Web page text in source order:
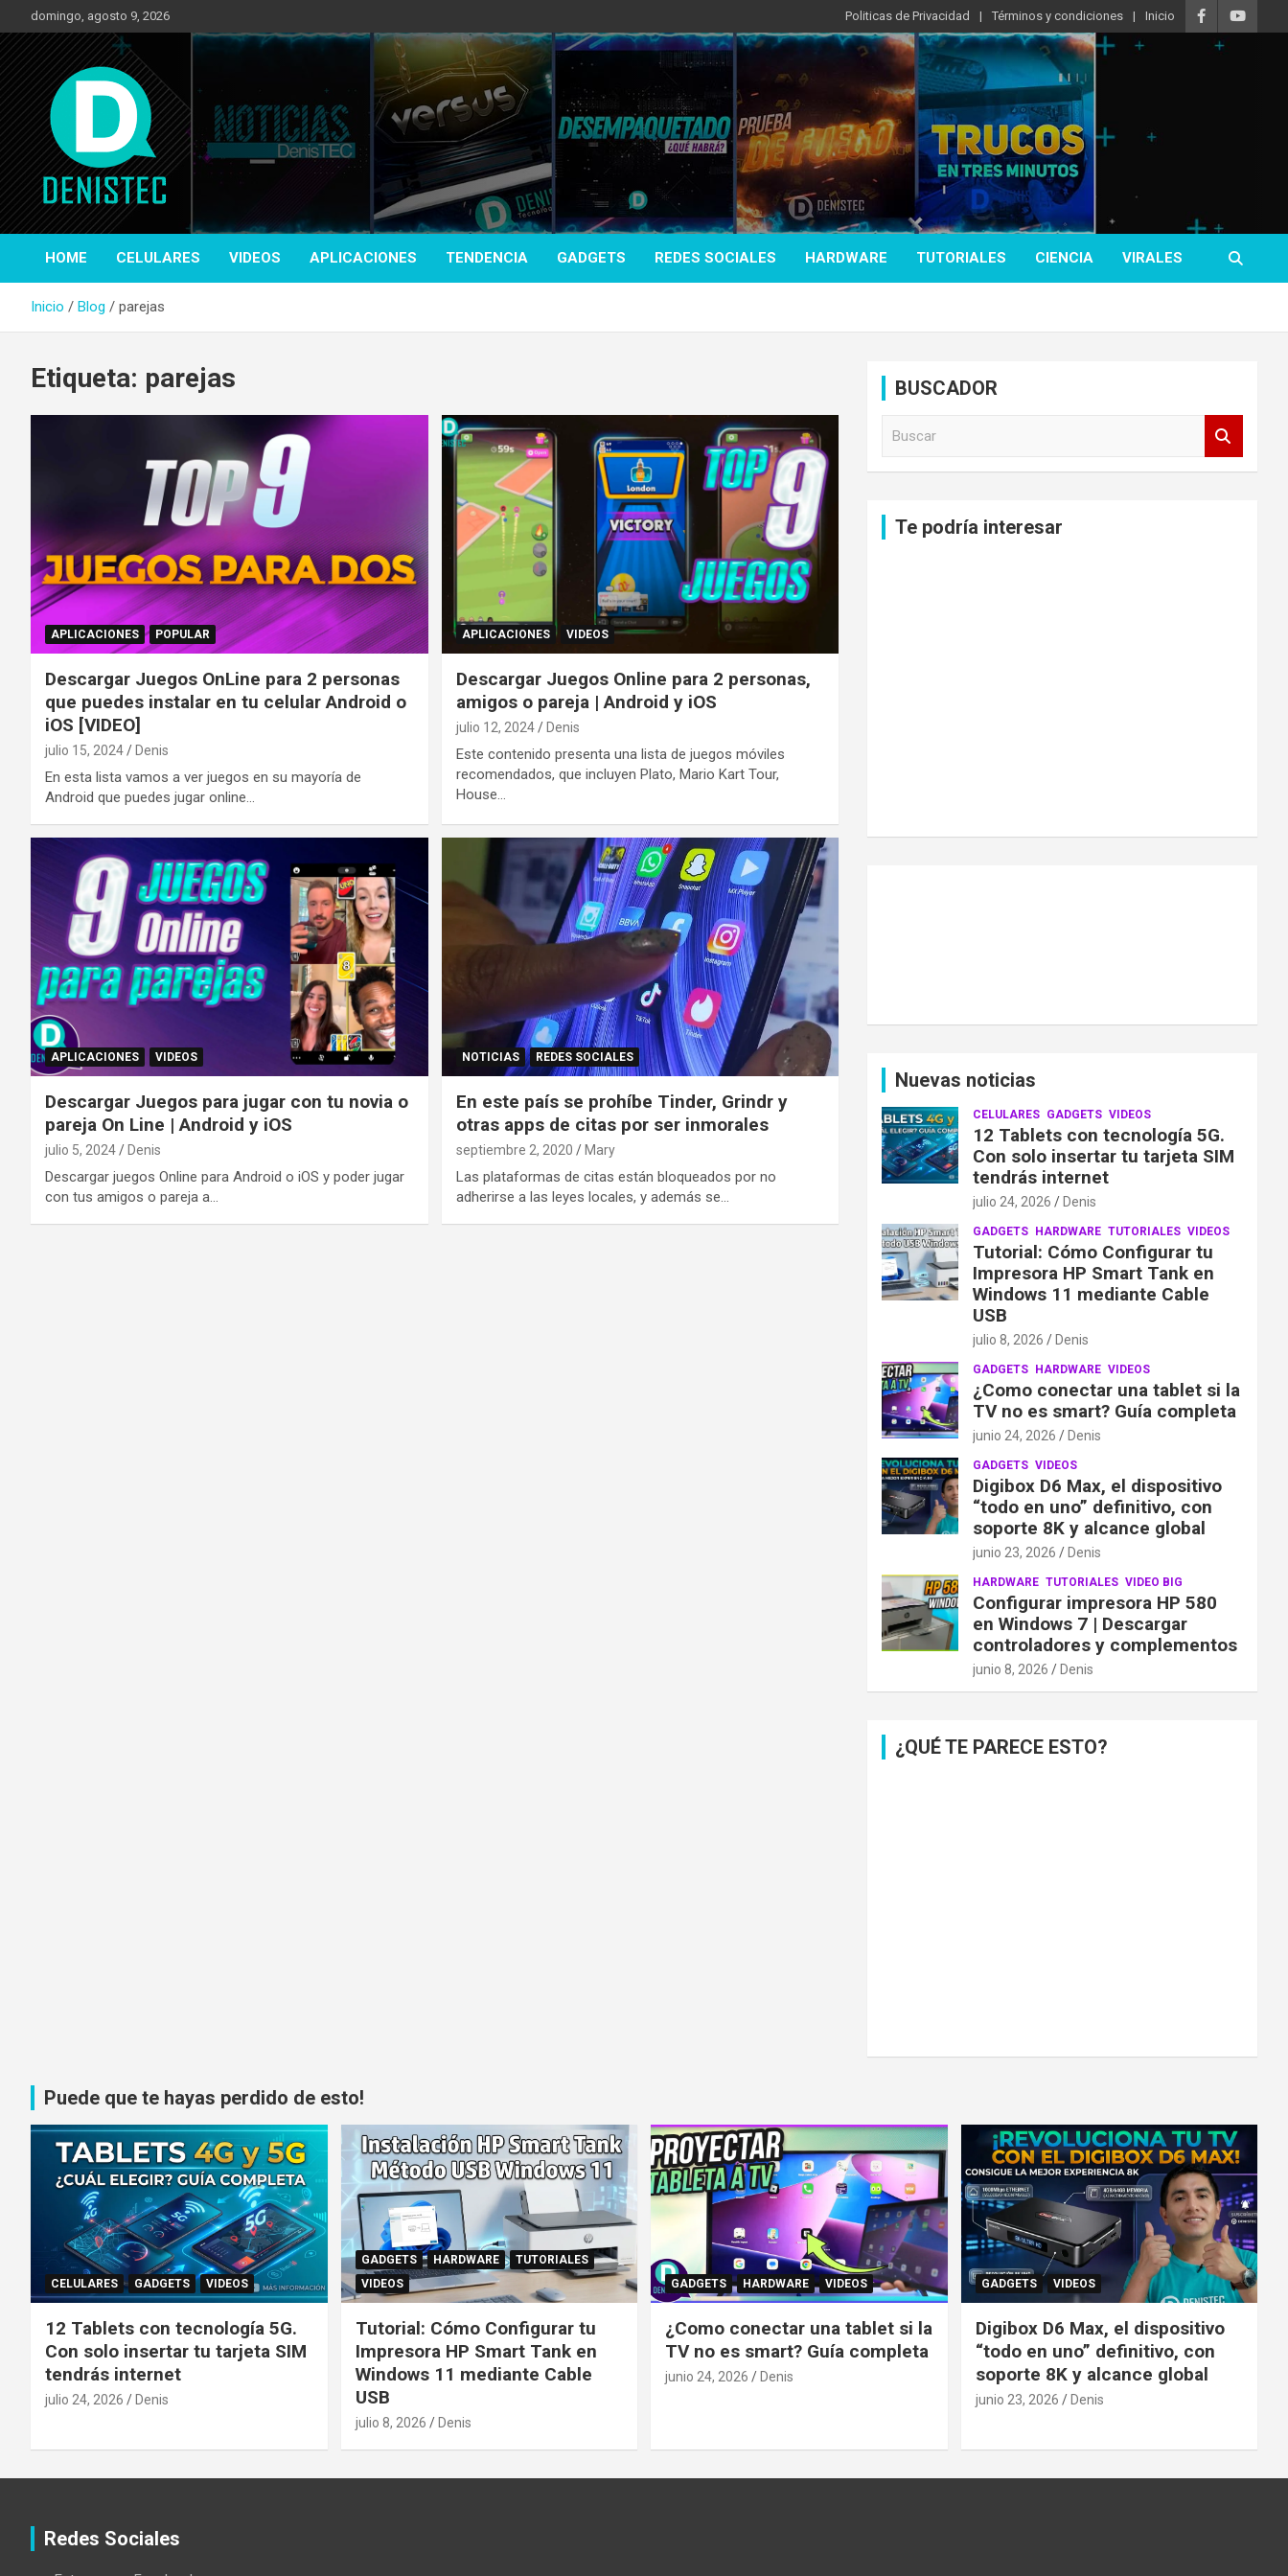
al
contenido
domingo, agosto 9, 2026 Politicas de Privacidad Términos y condiciones Inicio
DenisTec
Tecnología y más!
HOME CELULARES VIDEOS APLICACIONES TENDENCIA GADGETS REDES SOCIALES HARDWARE TUTORIALES CIENCIA VIRALES
Inicio Blog parejas
Etiqueta: parejas
APLICACIONES POPULAR
Descargar Juegos OnLine para 2 personas
que puedes instalar en tu celular Android o
iOS [VIDEO]
julio 15, 2024 Denis
En esta lista vamos a ver juegos en su mayoría de
Android que puedes jugar online…
APLICACIONES VIDEOS
Descargar Juegos Online para 2 personas,
amigos o pareja | Android y iOS
julio 12, 2024 Denis
Este contenido presenta una lista de juegos móviles
recomendados, que incluyen Plato, Mario Kart Tour,
House…
APLICACIONES VIDEOS
Descargar Juegos para jugar con tu novia o
pareja On Line | Android y iOS
julio 5, 2024 Denis
Descargar juegos Online para Android o iOS y poder jugar
con tus amigos o pareja a…
NOTICIAS REDES SOCIALES
En este país se prohíbe Tinder, Grindr y
otras apps de citas por ser inmorales
septiembre 2, 2020 Mary
Las plataformas de citas están bloqueados por no
adherirse a las leyes locales, y además se…
BUSCADOR
Te podría interesar
Nuevas noticias
CELULARES GADGETS VIDEOS
12 Tablets con tecnología 5G.
Con solo insertar tu tarjeta SIM
tendrás internet
julio 24, 2026 Denis
GADGETS HARDWARE TUTORIALES VIDEOS
Tutorial: Cómo Configurar tu
Impresora HP Smart Tank en
Windows 11 mediante Cable
USB
julio 8, 2026 Denis
GADGETS HARDWARE VIDEOS
¿Como conectar una tablet si la
TV no es smart? Guía completa
junio 24, 2026 Denis
GADGETS VIDEOS
Digibox D6 Max, el dispositivo
“todo en uno” definitivo, con
soporte 8K y alcance global
junio 23, 2026 Denis
HARDWARE TUTORIALES VIDEO BIG
Configurar impresora HP 580
en Windows 7 | Descargar
controladores y complementos
junio 8, 2026 Denis
¿QUÉ TE PARECE ESTO?
Puede que te hayas perdido de esto!
CELULARES GADGETS VIDEOS
12 Tablets con tecnología 5G.
Con solo insertar tu tarjeta SIM
tendrás internet
julio 24, 2026 Denis
GADGETS HARDWARE
TUTORIALES
VIDEOS
Tutorial: Cómo Configurar tu
Impresora HP Smart Tank en
Windows 11 mediante Cable
USB
julio 8, 2026 Denis
GADGETS HARDWARE VIDEOS
¿Como conectar una tablet si la
TV no es smart? Guía completa
junio 24, 2026 Denis
GADGETS VIDEOS
Digibox D6 Max, el dispositivo
“todo en uno” definitivo, con
soporte 8K y alcance global
junio 23, 2026 Denis
Redes Sociales